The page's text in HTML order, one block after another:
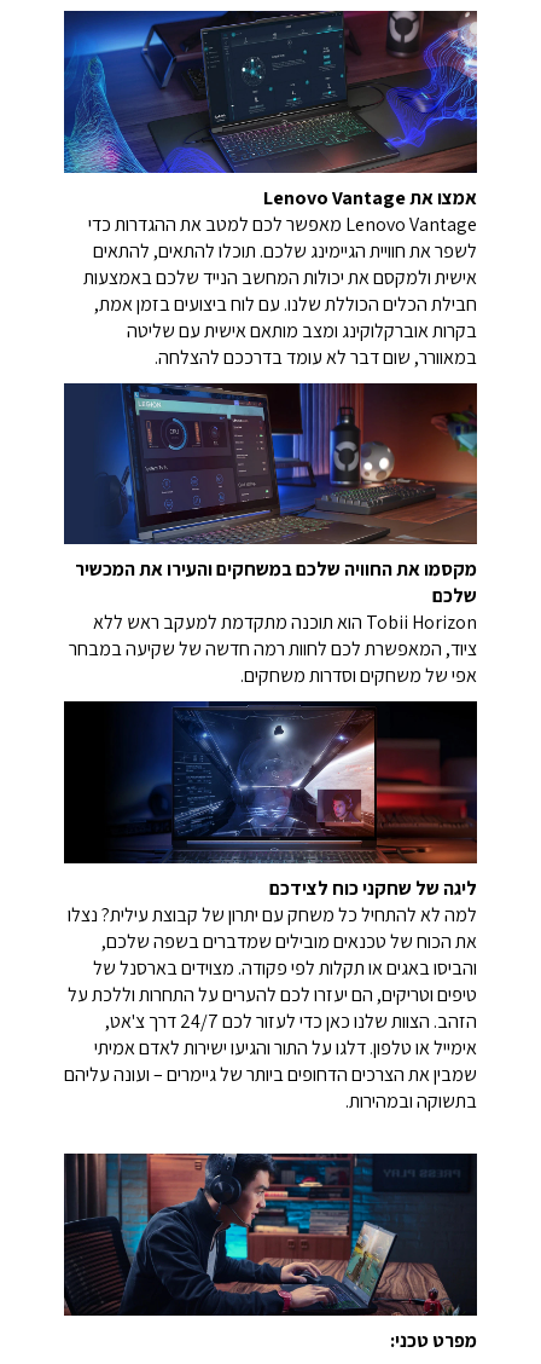
אמצו את Lenovo Vantage
Lenovo Vantage מאפשר לכם למטב את ההגדרות כדי
לשפר את חוויית הגיימינג שלכם. תוכלו להתאים, להתאים
אישית ולמקסם את יכולות המחשב הנייד שלכם באמצעות
חבילת הכלים הכוללת שלנו. עם לוח ביצועים בזמן אמת,
בקרות אוברקלוקינג ומצב מותאם אישית עם שליטה
במאוורר, שום דבר לא עומד בדרככם להצלחה.
מקסמו את החוויה שלכם במשחקים והעירו את המכשיר
שלכם
Tobii Horizon הוא תוכנה מתקדמת למעקב ראש ללא
ציוד, המאפשרת לכם לחוות רמה חדשה של שקיעה במבחר
אפי של משחקים וסדרות משחקים.
ליגה של שחקני כוח לצידכם
למה לא להתחיל כל משחק עם יתרון של קבוצת עילית? נצלו
את הכוח של טכנאים מובילים שמדברים בשפה שלכם,
והביסו באגים או תקלות לפי פקודה. מצוידים בארסנל של
טיפים וטריקים, הם יעזרו לכם להערים על התחרות וללכת על
הזהב. הצוות שלנו כאן כדי לעזור לכם 24/7 דרך צ'אט,
אימייל או טלפון. דלגו על התור והגיעו ישירות לאדם אמיתי
שמבין את הצרכים הדחופים ביותר של גיימרים – ועונה עליהם
בתשוקה ובמהירות.
מפרט טכני: